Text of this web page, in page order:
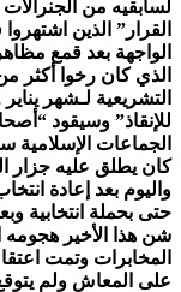
لسابقيه من
القرار” الذين
الذي كان رخوا أكثر
للإنقاذ” وسيقود
الجماعات
واليوم بعد إعادة
حتى بحملة انتخابية
شن هذا الأخير هجومه
المخابرات وتمت
على المعاش ولم